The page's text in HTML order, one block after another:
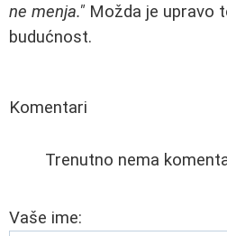
ne menja." Možda je upravo
budućnost.
Komentari
Trenutno nema
Vaše ime: